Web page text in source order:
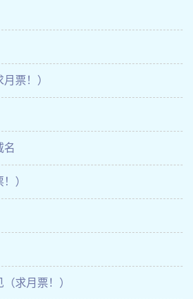
票！）
名
）
求月票！）